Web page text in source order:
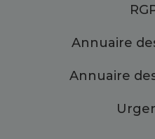
Annuaire
Annuaire